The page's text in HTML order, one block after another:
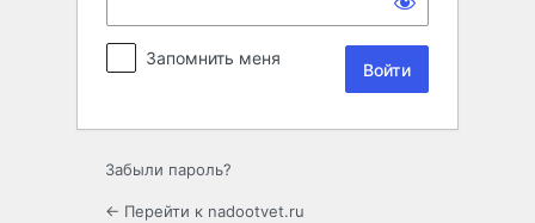
Запомнить меня
Забыли пароль?
← Перейти к nadootvet.ru